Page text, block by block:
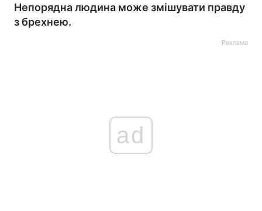
Непорядна людина може змішувати правду
з брехнею.
Реклама
ad